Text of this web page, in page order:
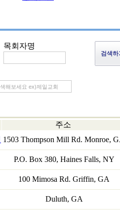
목회자명
주소
1503 Thompson Mill Rd. Monroe,
P.O. Box 380, Haines Falls, NY
100 Mimosa Rd. Griffin, GA
Duluth, GA